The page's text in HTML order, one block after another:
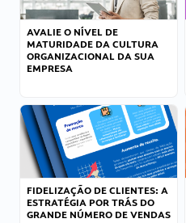
AVALIE O NÍVEL DE
MATURIDADE DA CULTURA
ORGANIZACIONAL DA SUA
EMPRESA
FIDELIZAÇÃO DE CLIENTES: A
ESTRATÉGIA POR TRÁS DO
GRANDE NÚMERO DE VENDAS